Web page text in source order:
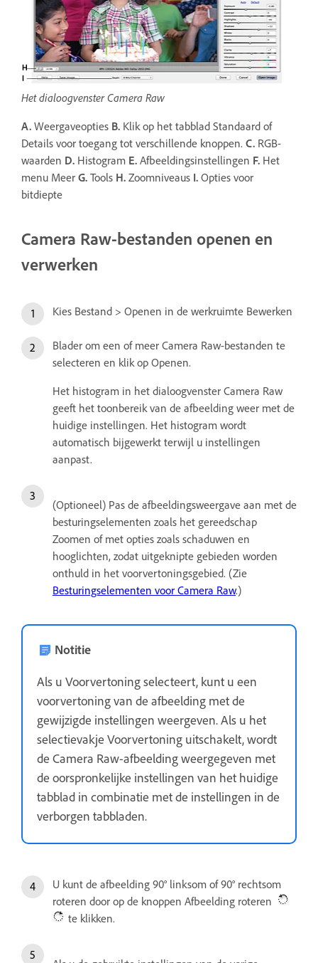
Het dialoogvenster Camera Raw
A. Weergaveopties B. Klik op het tabblad Standaard of
Details voor toegang tot verschillende knoppen. C. RGB-
waarden D. Histogram E. Afbeeldingsinstellingen F. Het
menu Meer G. Tools H. Zoomniveaus I. Opties voor
bitdiepte
Camera Raw-bestanden openen en
verwerken
Kies Bestand > Openen in de werkruimte Bewerken
Blader om een of meer Camera Raw-bestanden te
selecteren en klik op Openen.
Het histogram in het dialoogvenster Camera Raw
geeft het toonbereik van de afbeelding weer met de
huidige instellingen. Het histogram wordt
automatisch bijgewerkt terwijl u instellingen
aanpast.
(Optioneel) Pas de afbeeldingsweergave aan met de
besturingselementen zoals het gereedschap
Zoomen of met opties zoals schaduwen en
hooglichten, zodat uitgeknipte gebieden worden
onthuld in het voorvertoningsgebied. (Zie
Besturingselementen voor Camera Raw.)
Notitie
Als u Voorvertoning selecteert, kunt u een
voorvertoning van de afbeelding met de
gewijzigde instellingen weergeven. Als u het
selectievakje Voorvertoning uitschakelt, wordt
de Camera Raw-afbeelding weergegeven met
de oorspronkelijke instellingen van het huidige
tabblad in combinatie met de instellingen in de
verborgen tabbladen.
U kunt de afbeelding 90° linksom of 90° rechtsom
roteren door op de knoppen Afbeelding roteren
te klikken.